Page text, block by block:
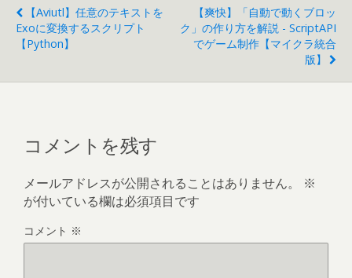
【Aviutl】任意のテキストを
Exoに変換するスクリプト
【Python】
【爽快】「自動で動くブロッ
ク」の作り方を解説 - ScriptAPI
でゲーム制作【マイクラ統合
版】
コメントを残す
メールアドレスが公開されることはありません。
※
が付いている欄は必須項目です
コメント ※